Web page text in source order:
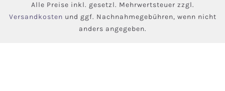
Alle Preise inkl. gesetzl. Mehrwertsteuer zzgl.
Versandkosten und ggf. Nachnahmegebühren, wenn nicht
anders angegeben.